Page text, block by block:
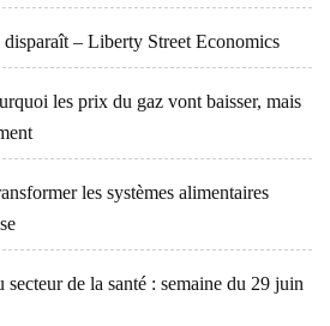
– Liberty Street Economics
les prix du gaz vont baisser, mais
les systèmes alimentaires
secteur de la santé : semaine du 29 juin